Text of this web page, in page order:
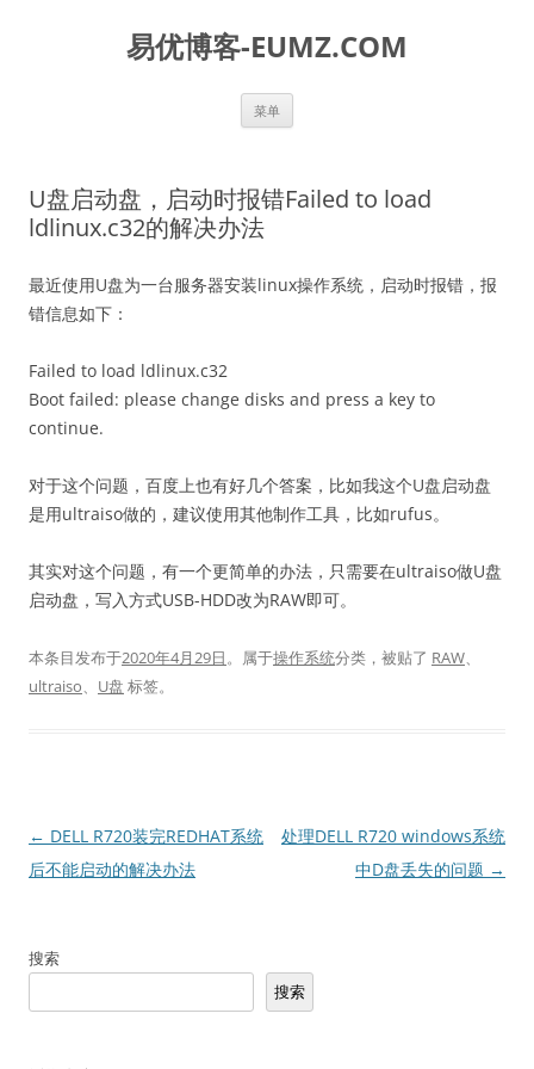
易优博客-EUMZ.COM
菜单
U盘启动盘，启动时报错Failed to load
ldlinux.c32的解决办法
最近使用U盘为一台服务器安装linux操作系统，启动时报错，报
错信息如下：
Failed to load ldlinux.c32
Boot failed: please change disks and press a key to
continue.
对于这个问题，百度上也有好几个答案，比如我这个U盘启动盘
是用ultraiso做的，建议使用其他制作工具，比如rufus。
其实对这个问题，有一个更简单的办法，只需要在ultraiso做U盘
启动盘，写入方式USB-HDD改为RAW即可。
本条目发布于2020年4月29日。属于操作系统分类，被贴了 RAW、
ultraiso、 U盘 标签。
文
章
← DELL R720装完REDHAT系统
后不能启动的解决办法
处理DELL R720 windows系统
中D盘丢失的问题 →
搜索
搜索